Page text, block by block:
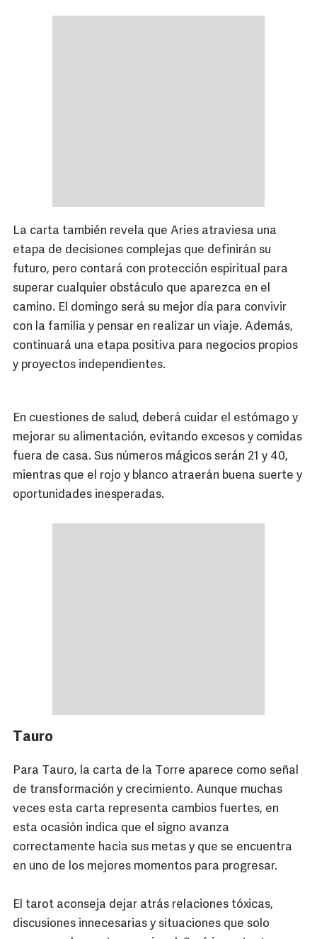
La carta también revela que Aries atraviesa una
etapa de decisiones complejas que definirán su
futuro, pero contará con protección espiritual para
superar cualquier obstáculo que aparezca en el
camino. El domingo será su mejor día para convivir
con la familia y pensar en realizar un viaje. Además,
continuará una etapa positiva para negocios propios
y proyectos independientes.
En cuestiones de salud, deberá cuidar el estómago y
mejorar su alimentación, evitando excesos y comidas
fuera de casa. Sus números mágicos serán 21 y 40,
mientras que el rojo y blanco atraerán buena suerte y
oportunidades inesperadas.
Tauro
Para Tauro, la carta de la Torre aparece como señal
de transformación y crecimiento. Aunque muchas
veces esta carta representa cambios fuertes, en
esta ocasión indica que el signo avanza
correctamente hacia sus metas y que se encuentra
en uno de los mejores momentos para progresar.
El tarot aconseja dejar atrás relaciones tóxicas,
discusiones innecesarias y situaciones que solo